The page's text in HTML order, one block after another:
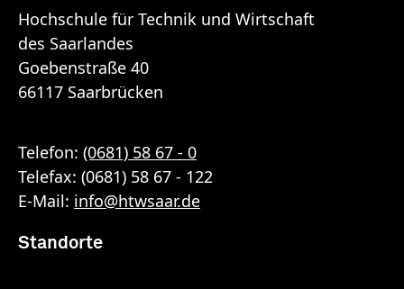
Hochschule für Technik und Wirtschaft
des Saarlandes
Goebenstraße 40
66117 Saarbrücken
Telefon: (0681) 58 67 - 0
Telefax: (0681) 58 67 - 122
E-Mail: info@htwsaar.de
Standorte